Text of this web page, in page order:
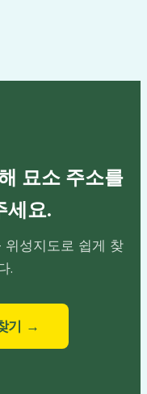
묘소 주소를
세요.
성지도로 쉽게 찾
.
기 →